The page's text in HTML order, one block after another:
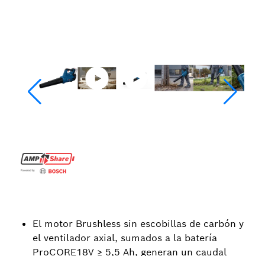
El motor Brushless sin escobillas de carbón y
el ventilador axial, sumados a la batería
ProCORE18V ≥ 5,5 Ah, generan un caudal